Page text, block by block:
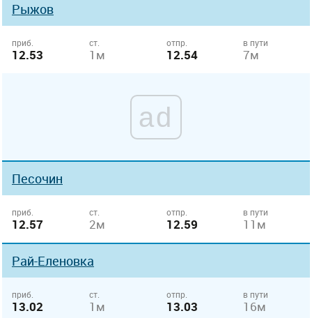
Рыжов
приб.
12.53
ст.
1м
отпр.
12.54
в пути
7м
ad
Песочин
приб.
12.57
ст.
2м
отпр.
12.59
в пути
11м
Рай-Еленовка
приб.
13.02
ст.
1м
отпр.
13.03
в пути
16м